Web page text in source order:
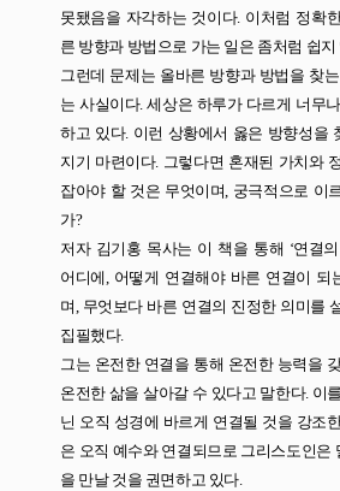
못됐음을 자각하는 것이다. 이처럼 정확
른 방향과 방법으로 가는 일은 좀처럼 쉽지
그런데 문제는 올바른 방향과 방법을 찾
는 사실이다.세상은 하루가 다르게 너무
하고 있다. 이런 상황에서 옳은 방향성을
지기 마련이다. 그렇다면 혼재된 가치와
잡아야 할 것은 무엇이며, 궁극적으로 이
가?
저자 김기홍 목사는 이 책을 통해 ‘연결
어디에, 어떻게 연결해야 바른 연결이 되
며, 무엇보다 바른 연결의 진정한 의미를
집필했다.
그는 온전한 연결을 통해 온전한 능력을
온전한 삶을 살아갈 수 있다고 말한다. 이
닌 오직 성경에 바르게 연결될 것을 강조
은 오직 예수와 연결되므로 그리스도인은
을 만날 것을 권면하고 있다.